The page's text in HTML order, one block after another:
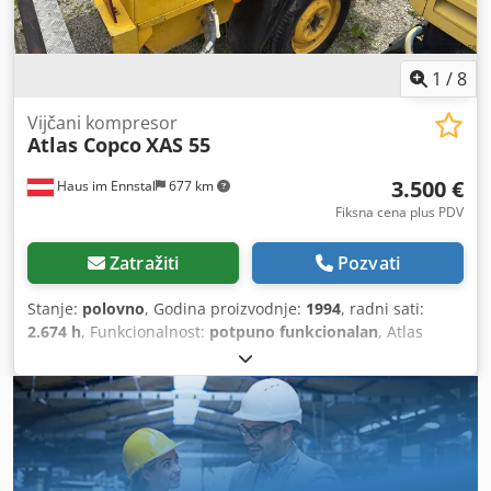
GA18VSD 18,5kW 3,35m3/min 13bar Tehnički ispravan,
spreman za rad.
1 /8
Haus im Ennstal 677 km
Vijčani kompresor
Atlas CopcoXAS 55
3.500 €
Fiksna cena plus PDV
Zatražiti Pozvati
Stanje: polovno, Godina proizvodnje: 1994, radni sati:
2.674 h, Funkcionalnost: potpuno funkcionalan, Atlas
Copco XAS 55 građevinski kompresor / šrafni kompresor -
godina proizvodnje 1994 - uključujući dodatnu opremu
Komercijalna prodaja mobilnog građevinskog kompresora
Atlas Copco u kompletnom paketu! Na prodaju je pouzdan
i robustan šrafni kompresor renomiranog proizvođača
Atlas Copco, model XAS 55. Uređaj potiče iz voznog parka